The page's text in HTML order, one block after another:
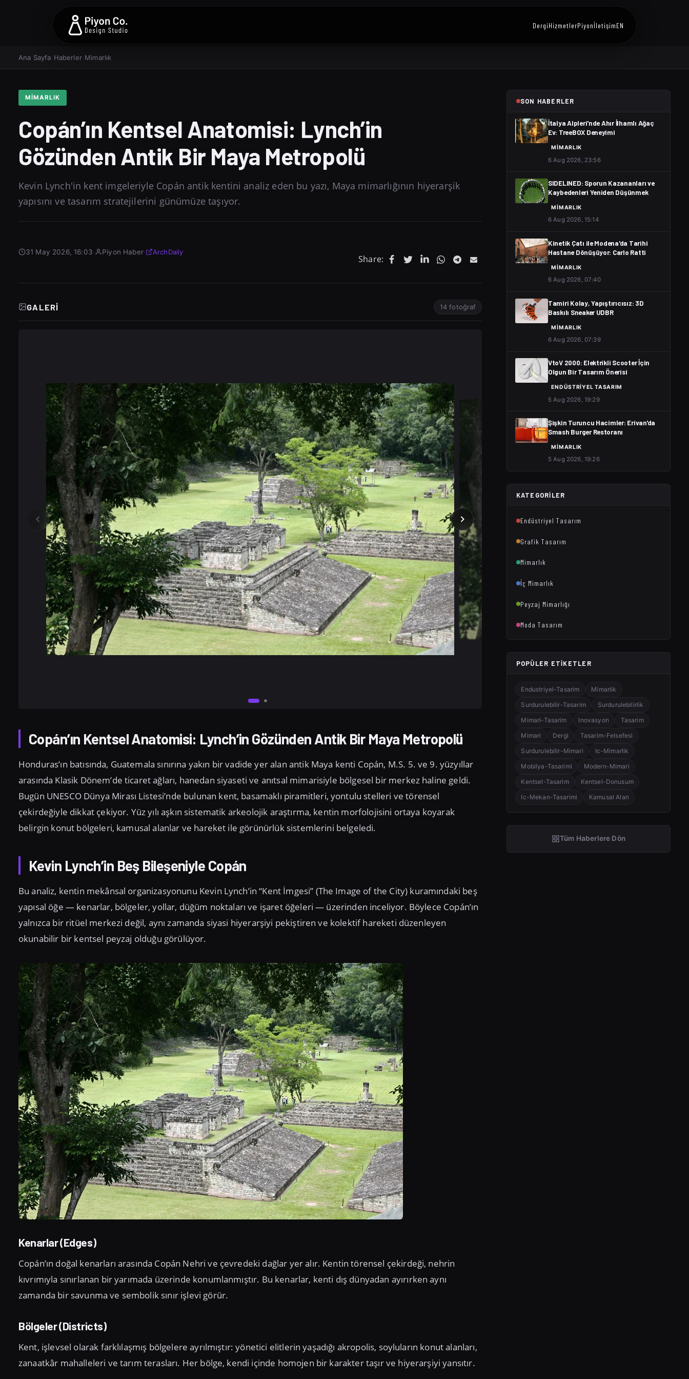
DergiHizmetlerPiyonİletişimEN
Ana Sayfa Haberler› Mimarlık
MIMARLIK
Copán’ın Kentsel Anatomisi: Lynch’in
Gözünden Antik Bir Maya Metropolü
Kevin Lynch'in kent imgeleriyle Copán antik kentini analiz eden bu yazı, Maya mimarlığının hiyerarşik
yapısını ve tasarım stratejilerini günümüze taşıyor.
31 May 2026, 16:03 Piyon Haber· ArchDaily
Share:
GALERI 14 fotoğraf
Copán’ın Kentsel Anatomisi: Lynch’in Gözünden Antik Bir Maya Metropolü
Honduras’ın batısında, Guatemala sınırına yakın bir vadide yer alan antik Maya kenti Copán, M.S. 5. ve 9. yüzyıllar
arasında Klasik Dönem’de ticaret ağları, hanedan siyaseti ve anıtsal mimarisiyle bölgesel bir merkez haline geldi.
Bugün UNESCO Dünya Mirası Listesi’nde bulunan kent, basamaklı piramitleri, yontulu stelleri ve törensel
çekirdeğiyle dikkat çekiyor. Yüz yılı aşkın sistematik arkeolojik araştırma, kentin morfolojisini ortaya koyarak
belirgin konut bölgeleri, kamusal alanlar ve hareket ile görünürlük sistemlerini belgeledi.
Kevin Lynch’in Beş Bileşeniyle Copán
Bu analiz, kentin mekânsal organizasyonunu Kevin Lynch’in “Kent İmgesi” (The Image of the City) kuramındaki beş
yapısal öğe — kenarlar, bölgeler, yollar, düğüm noktaları ve işaret öğeleri — üzerinden inceliyor. Böylece Copán’ın
yalnızca bir ritüel merkezi değil, aynı zamanda siyasi hiyerarşiyi pekiştiren ve kolektif hareketi düzenleyen
okunabilir bir kentsel peyzaj olduğu görülüyor.
Kenarlar (Edges)
Copán’ın doğal kenarları arasında Copán Nehri ve çevredeki dağlar yer alır. Kentin törensel çekirdeği, nehrin
kıvrımıyla sınırlanan bir yarımada üzerinde konumlanmıştır. Bu kenarlar, kenti dış dünyadan ayırırken aynı
zamanda bir savunma ve sembolik sınır işlevi görür.
Bölgeler (Districts)
Kent, işlevsel olarak farklılaşmış bölgelere ayrılmıştır: yönetici elitlerin yaşadığı akropolis, soyluların konut alanları,
zanaatkâr mahalleleri ve tarım terasları. Her bölge, kendi içinde homojen bir karakter taşır ve hiyerarşiyi yansıtır.
SON HABERLER
İtalya Alpleri'nde Ahır İlhamlı Ağaç
Ev: TreeBOX Deneyimi
MIMARLIK
6 Aug 2026, 23:56
SIDELINED: Sporun Kazananları ve
Kaybedenleri Yeniden Düşünmek
MIMARLIK
6 Aug 2026, 15:14
Kinetik Çatı ile Modena'da Tarihi
Hastane Dönüşüyor: Carlo Ratti
MIMARLIK
6 Aug 2026, 07:40
Tamiri Kolay, Yapıştırıcısız: 3D
Baskılı Sneaker UDBR
MIMARLIK
6 Aug 2026, 07:39
VtoV 2000: Elektrikli Scooter İçin
Olgun Bir Tasarım Önerisi
ENDÜSTRIYEL TASARIM
5 Aug 2026, 19:29
Şişkin Turuncu Hacimler: Erivan'da
Smash Burger Restoranı
MIMARLIK
5 Aug 2026, 19:26
KATEGORILER
Endüstriyel Tasarım
Grafik Tasarım
Mimarlık
İç Mimarlık
Peyzaj Mimarlığı
Moda Tasarım
POPÜLER ETIKETLER
Endustriyel-Tasarim
Mimarlik
Surdurulebilir-Tasarim
Surdurulebilirlik
Mimari-Tasarim
Inovasyon
Tasarim
Mimari
Dergi
Tasarim-Felsefesi
Surdurulebilir-Mimari
Ic-Mimarlik
Mobilya-Tasarimi
Modern-Mimari
Kentsel-Tasarim
Kentsel-Donusum
Ic-Mekan-Tasarimi
Kamusal Alan
Tüm Haberlere Dön